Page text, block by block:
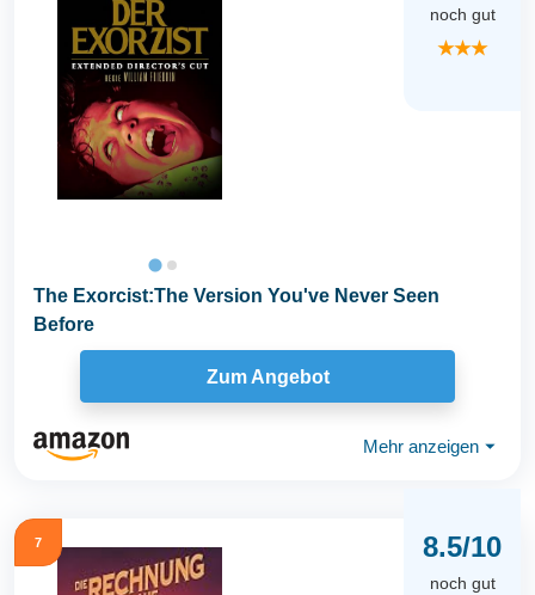
noch gut
★★★
The Exorcist:The Version You've Never Seen
Before
Zum Angebot
Mehr anzeigen ⏷
7 8.5/10
noch gut